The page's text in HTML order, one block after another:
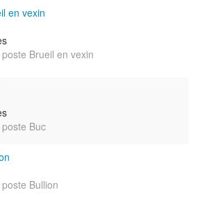
en vexin
Brueil en vexin
Buc
Bullion